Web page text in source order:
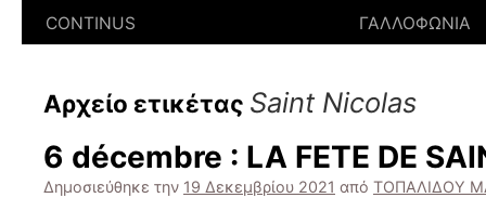
CONTINUS
ΓΑΛΛΟΦΩΝΙΑ
Αρχείο ετικέτας Saint Nicolas
6 décembre : LA FETE DE
Δημοσιεύθηκε την 19 Δεκεμβρίου 2021 από ΤΟΠΑΛΙΔΟΥ